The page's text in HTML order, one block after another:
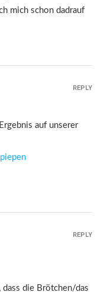
mich schon dadrauf
auf unserer
REPLY
die Brötchen/das
REPLY